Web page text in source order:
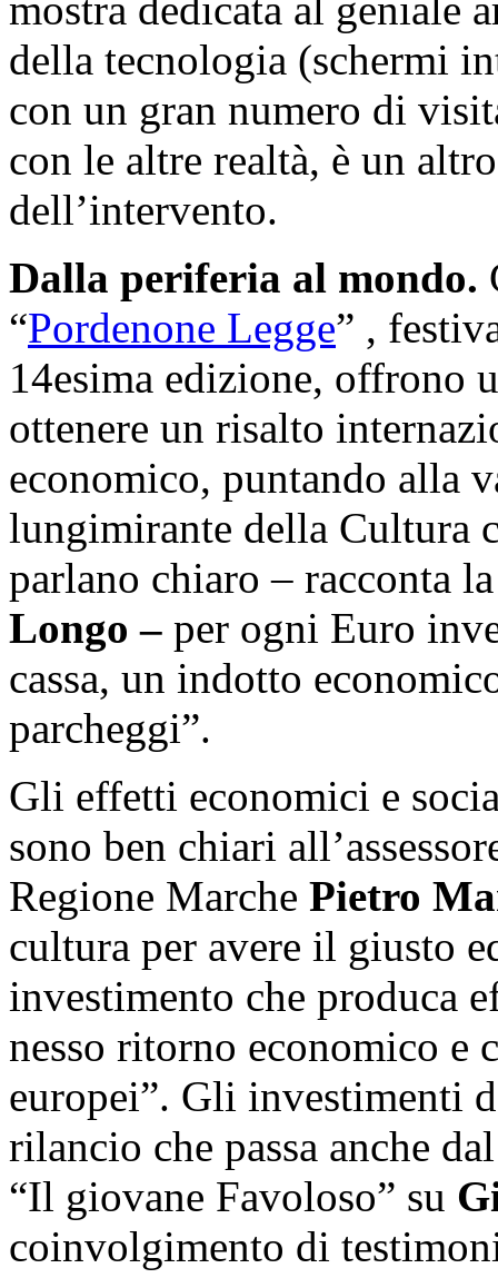
della tecnologia (schermi
con un gran numero di
con le altre realtà, è un
dell’intervento.
Dalla periferia al mondo.
“Pordenone Legge” ,
14esima edizione, offrono
ottenere un risalto
economico, puntando alla
lungimirante della Cultura
parlano chiaro – racconta
Longo – per ogni Euro
cassa, un indotto
parcheggi”.
Gli effetti economici e
sono ben chiari
Regione Marche Pietro
cultura per avere il giusto
investimento che produca
nesso ritorno economico e
europei”. Gli investimenti
rilancio che passa anche
“Il giovane Favoloso” su
coinvolgimento di